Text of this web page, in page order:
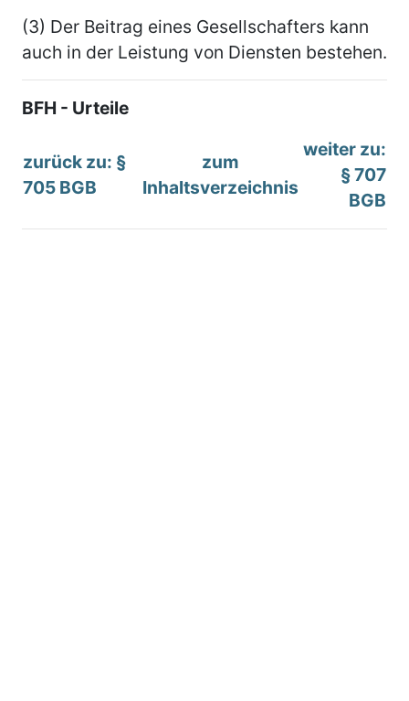
(3) Der Beitrag eines Gesellschafters kann
auch in der Leistung von Diensten bestehen.
BFH - Urteile
zurück zu: §
705 BGB
zum
Inhaltsverzeichnis
weiter zu:
§ 707
BGB